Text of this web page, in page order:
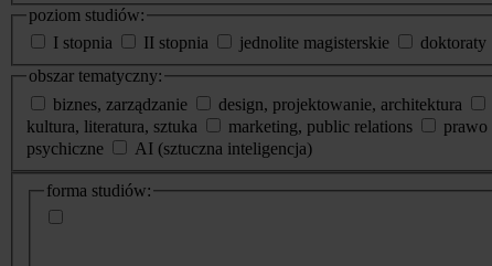
poziom studiów:
I stopnia
II stopnia jednolite magisterskie doktoraty
obszar tematyczny:
biznes, zarządzanie
design, projektowanie, architektura
kultura, literatura, sztuka
marketing, public relations prawo
psychiczne
AI (sztuczna inteligencja)
dodatkowe
informacje
forma studiów: